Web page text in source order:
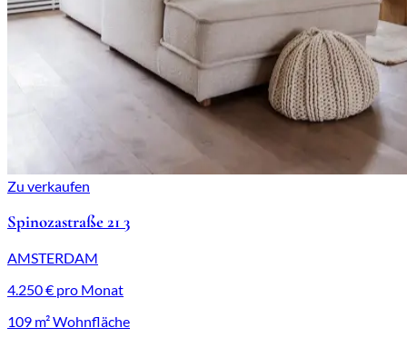
Zu verkaufen
Spinozastraße 21 3
AMSTERDAM
4.250 € pro Monat
109 m² Wohnfläche